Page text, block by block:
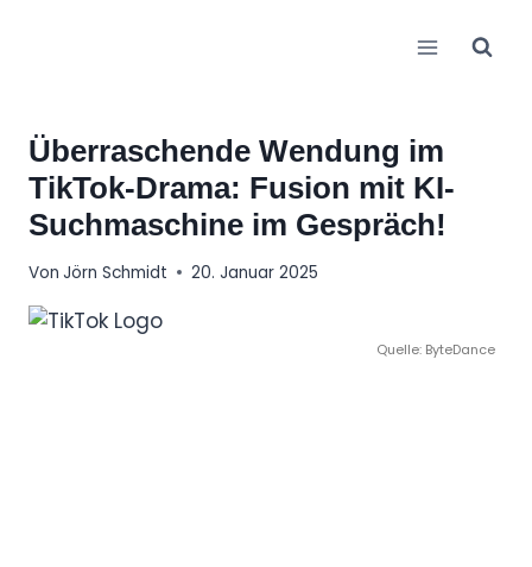
Überraschende Wendung im
TikTok-Drama: Fusion mit KI-
Suchmaschine im Gespräch!
Von Jörn Schmidt 20. Januar 2025
Quelle: ByteDance